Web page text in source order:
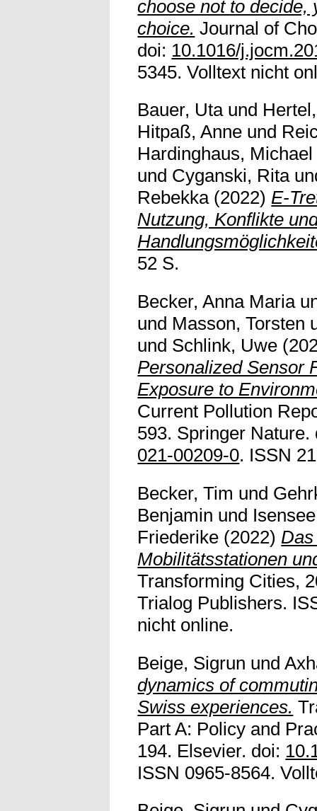
choose not to decide,
choice. Journal of
doi: 10.1016/
5345. Volltext nicht
Bauer, Utaund
Hitpaß, Anne und
Hardinghaus, Michael
und Cyganski, Rita
Rebekka(2022)E-
Nutzung, Konflikte
52 S.
Becker, Anna Maria
und Masson, Torsten
und Schlink, Uwe
Personalized Sensor
Exposure to
Current Pollution
593. Springer
021-00209-0. ISSN
Becker, Tim und
Benjamin und
Friederike (2022)
Mobilitätsstationen
Transforming Cities,
Trialog Publishers.
nicht online.
Beige, Sigrun und
dynamics of
Swiss experiences.
Part A: Policy and
194. Elsevier. doi:
ISSN 0965-8564.